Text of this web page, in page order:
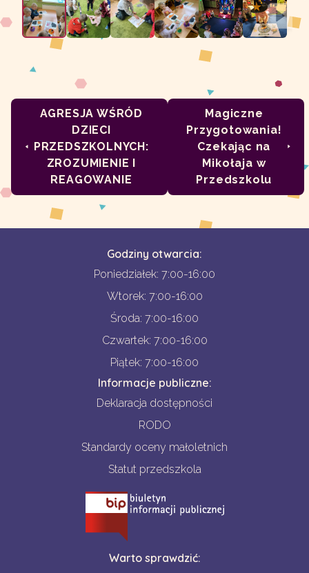
AGRESJA WŚRÓD
DZIECI
PRZEDSZKOLNYCH:
ZROZUMIENIE I
REAGOWANIE
Magiczne
Przygotowania!
Czekając na
Mikołaja w
Przedszkolu
Godziny otwarcia:
Poniedziałek: 7:00-16:00
Wtorek: 7:00-16:00
Środa: 7:00-16:00
Czwartek: 7:00-16:00
Piątek: 7:00-16:00
Informacje publiczne:
Deklaracja dostępności
RODO
Standardy oceny małoletnich
Statut przedszkola
Warto sprawdzić: